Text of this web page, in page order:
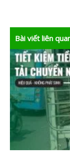
Bài viết liên